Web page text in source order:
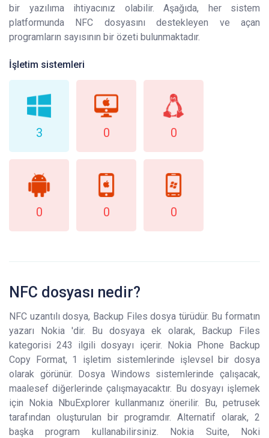
bir yazılıma ihtiyacınız olabilir. Aşağıda, her sistem
platformunda NFC dosyasını destekleyen ve açan
programların sayısının bir özeti bulunmaktadır.
İşletim sistemleri
3 0 0
0 0 0
NFC dosyası nedir?
NFC uzantılı dosya, Backup Files dosya türüdür. Bu formatın
yazarı Nokia 'dir. Bu dosyaya ek olarak, Backup Files
kategorisi 243 ilgili dosyayı içerir. Nokia Phone Backup
Copy Format, 1 işletim sistemlerinde işlevsel bir dosya
olarak görünür. Dosya Windows sistemlerinde çalışacak,
maalesef diğerlerinde çalışmayacaktır. Bu dosyayı işlemek
için Nokia NbuExplorer kullanmanız önerilir. Bu, petrusek
tarafından oluşturulan bir programdır. Alternatif olarak, 2
başka program kullanabilirsiniz. Nokia Suite, Noki